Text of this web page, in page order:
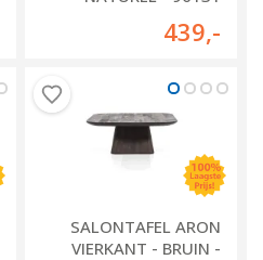
439,-
SALONTAFEL ARON
VIERKANT - BRUIN -